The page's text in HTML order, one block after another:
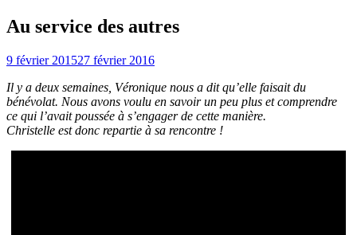
Au service des autres
9 février 201527 février 2016
Il y a deux semaines, Véronique nous a dit qu’elle faisait du
bénévolat. Nous avons voulu en savoir un peu plus et comprendre
ce qui l’avait poussée à s’engager de cette manière.
Christelle est donc repartie à sa rencontre !